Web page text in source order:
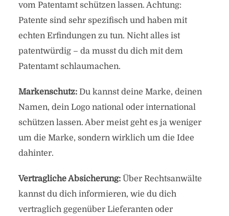
vom Patentamt schützen lassen. Achtung:
Patente sind sehr spezifisch und haben mit
echten Erfindungen zu tun. Nicht alles ist
patentwürdig – da musst du dich mit dem
Patentamt schlaumachen.
Markenschutz:Du kannst deine Marke, deinen
Namen, dein Logo national oder international
schützen lassen. Aber meist geht es ja weniger
um die Marke, sondern wirklich um die Idee
dahinter.
Vertragliche Absicherung:Über Rechtsanwälte
kannst du dich informieren, wie du dich
vertraglich gegenüber Lieferanten oder